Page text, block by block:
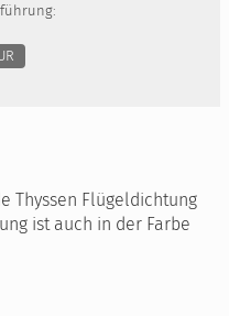
Thyssen Flügeldichtung
ist auch in der Farbe